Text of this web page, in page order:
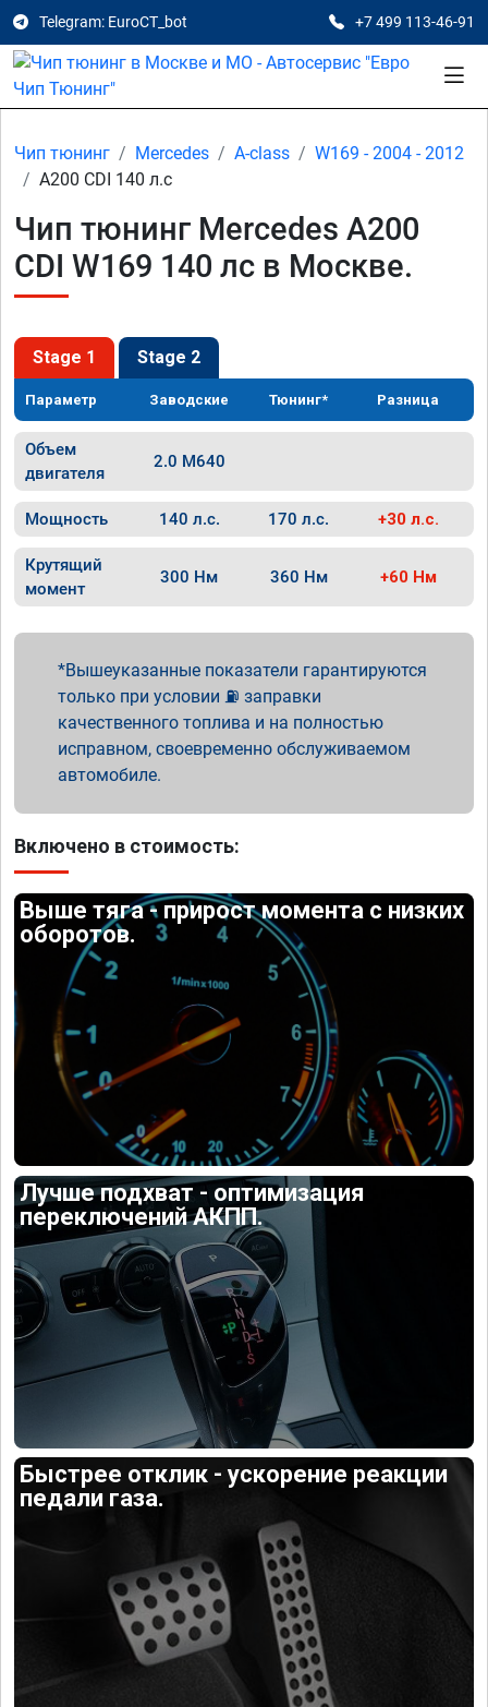
Telegram: EuroCT_bot +7 499 113-46-91
Чип тюнинг Mercedes A-class
W169 - 2004 - 2012
A200 CDI 140 л.с
Чип тюнинг Mercedes A200
CDI W169 140 лс в Москве.
Stage 1 Stage 2
Параметр Заводские Тюнинг* Разница
Объем
двигателя
2.0 M640
Мощность 140 л.с. 170 л.с. +30 л.с.
Крутящий
момент
300 Нм 360 Нм +60 Нм
Вышеуказанные показатели гарантируются
только при условии ⛽ заправки
качественного топлива и на полностью
исправном, своевременно обслуживаемом
автомобиле.
Включено в стоимость:
Выше тяга - прирост момента с низких
оборотов.
Лучше подхват - оптимизация
переключений АКПП.
Быстрее отклик - ускорение реакции
педали газа.